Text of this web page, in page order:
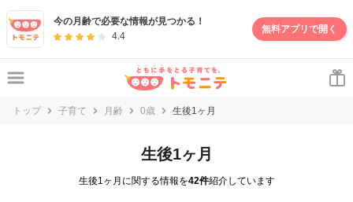
今の月齢で必要な情報が見つかる！
4.4
無料アプリで開く
トップ 子育て 月齢 0歳 生後1ヶ月
生後1ヶ月
生後1ヶ月に関する情報を42件紹介しています